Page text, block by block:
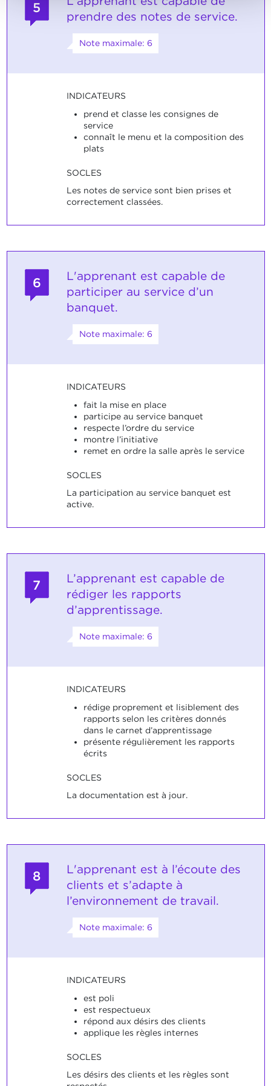
5
prendre des notes de service.
Note maximale: 6
INDICATEURS
prend et classe les consignes de
service
connaît le menu et la composition des
plats
SOCLES
Les notes de service sont bien prises et
correctement classées.
6
L'apprenant est capable de
participer au service d’un
banquet.
Note maximale: 6
INDICATEURS
fait la mise en place
participe au service banquet
respecte l’ordre du service
montre l’initiative
remet en ordre la salle après le service
SOCLES
La participation au service banquet est
active.
7
L’apprenant est capable de
rédiger les rapports
d’apprentissage.
Note maximale: 6
INDICATEURS
rédige proprement et lisiblement des
rapports selon les critères donnés
dans le carnet d’apprentissage
présente régulièrement les rapports
écrits
SOCLES
La documentation est à jour.
8
L'apprenant est à l’écoute des
clients et s’adapte à
l’environnement de travail.
Note maximale: 6
INDICATEURS
est poli
est respectueux
répond aux désirs des clients
applique les règles internes
SOCLES
Les désirs des clients et les règles sont